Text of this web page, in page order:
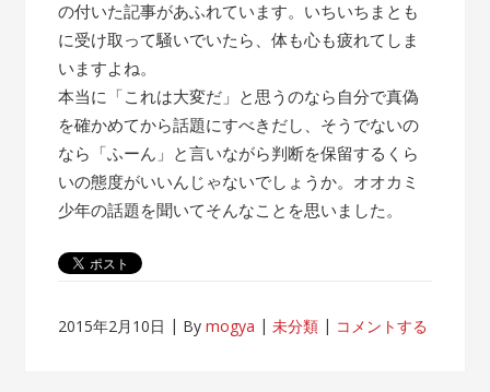
の付いた記事があふれています。いちいちまとも
に受け取って騒いでいたら、体も心も疲れてしま
いますよね。
本当に「これは大変だ」と思うのなら自分で真偽
を確かめてから話題にすべきだし、そうでないの
なら「ふーん」と言いながら判断を保留するくら
いの態度がいいんじゃないでしょうか。オオカミ
少年の話題を聞いてそんなことを思いました。
2015年2月10日 Bymogya 未分類 コメントする